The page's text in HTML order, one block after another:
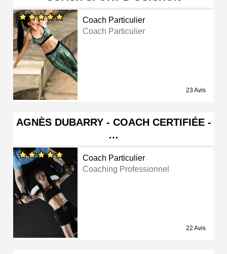
Coach Particulier
Coach Particulier
23 Avis
AGNÈS DUBARRY - COACH CERTIFIÉE -
…
Coach Particulier
Coaching Professionnel
22 Avis